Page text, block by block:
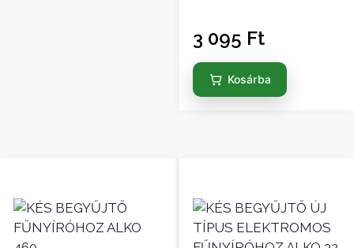
3 095 Ft
Kosárba